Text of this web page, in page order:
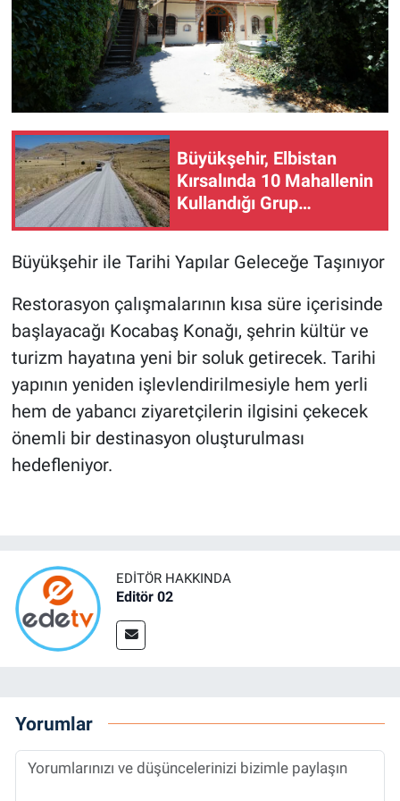
Büyükşehir, Elbistan
Kırsalında 10 Mahallenin
Kullandığı Grup
YolunuYeniliyor!
Büyükşehir ile Tarihi Yapılar Geleceğe Taşınıyor
Restorasyon çalışmalarının kısa süre içerisinde
başlayacağı Kocabaş Konağı, şehrin kültür ve
turizm hayatına yeni bir soluk getirecek. Tarihi
yapının yeniden işlevlendirilmesiyle hem yerli
hem de yabancı ziyaretçilerin ilgisini çekecek
önemli bir destinasyon oluşturulması
hedefleniyor.
EDITÖR HAKKINDA
Editör 02
Yorumlar